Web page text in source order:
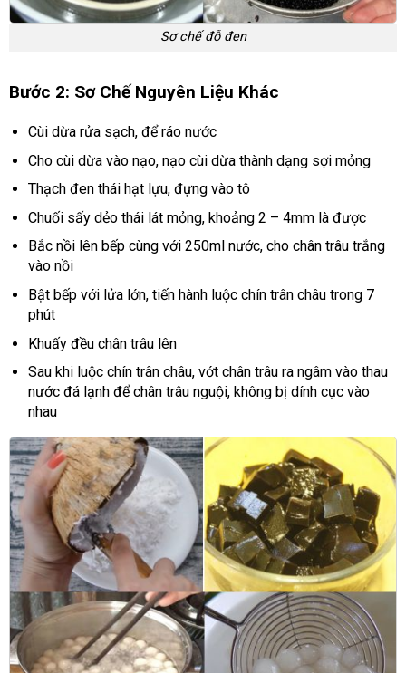
Sơ chế đỗ đen
Bước 2: Sơ Chế Nguyên Liệu Khác
Cùi dừa rửa sạch, để ráo nước
Cho cùi dừa vào nạo, nạo cùi dừa thành dạng sợi mỏng
Thạch đen thái hạt lựu, đựng vào tô
Chuối sấy dẻo thái lát mỏng, khoảng 2 – 4mm là được
Bắc nồi lên bếp cùng với 250ml nước, cho chân trâu trắng
vào nồi
Bật bếp với lửa lớn, tiến hành luộc chín trân châu trong 7
phút
Khuấy đều chân trâu lên
Sau khi luộc chín trân châu, vớt chân trâu ra ngâm vào thau
nước đá lạnh để chân trâu nguội, không bị dính cục vào
nhau